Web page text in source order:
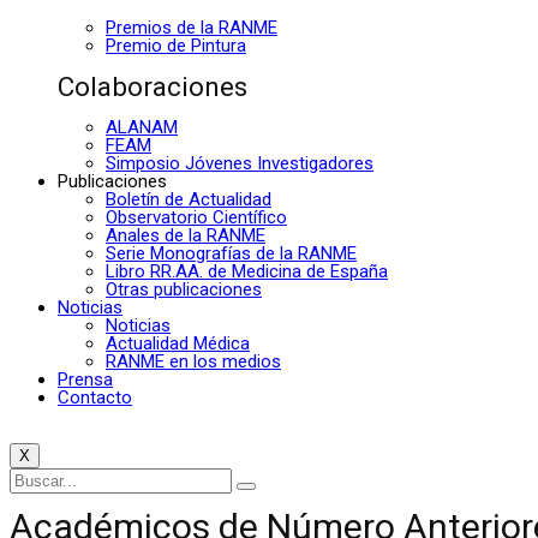
Premios de la RANME
Premio de Pintura
Colaboraciones
ALANAM
FEAM
Simposio Jóvenes Investigadores
Publicaciones
Boletín de Actualidad
Observatorio Científico
Anales de la RANME
Serie Monografías de la RANME
Libro RR.AA. de Medicina de España
Otras publicaciones
Noticias
Noticias
Actualidad Médica
RANME en los medios
Prensa
Contacto
X
Académicos de Número